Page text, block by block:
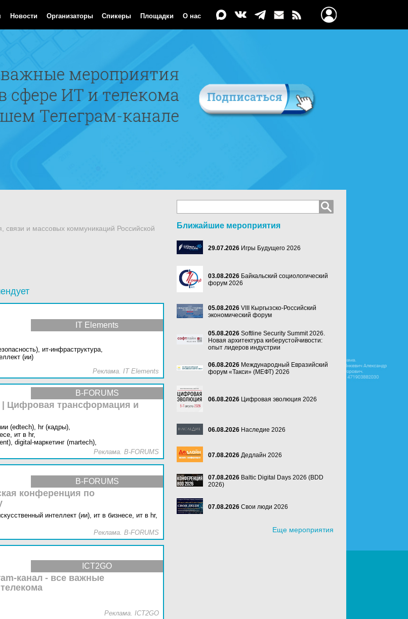
Новости Организаторы Спикеры Площадки О нас
связи и массовых коммуникаций Российской
IT Elements
ит-инфраструктура,
(ии)
Реклама. IT Elements
B-FORUMS
| Цифровая трансформация и
(edtech), hr (кадры),
ит в hr,
digital-маркетинг (martech),
Реклама. B-FORUMS
B-FORUMS
конференция по
интеллект (ии), ит в бизнесе, ит в hr,
Реклама. B-FORUMS
ICT2GO
канал - все важные
Реклама. ICT2GO
Ближайшие мероприятия
29.07.2026 Игры Будущего 2026
03.08.2026 Байкальский социологический
форум 2026
05.08.2026 VIII Кыргызско-Российский
экономический форум
05.08.2026 Softline Security Summit 2026.
Новая архитектура киберустойчивости:
опыт лидеров индустрии
06.08.2026 Международный Евразийский
форум «Такси» (МЕФТ) 2026
06.08.2026 Цифровая эволюция 2026
06.08.2026 Наследие 2026
07.08.2026 Дедлайн 2026
07.08.2026 Baltic Digital Days 2026 (BDD
2026)
07.08.2026 Свои люди 2026
Еще мероприятия